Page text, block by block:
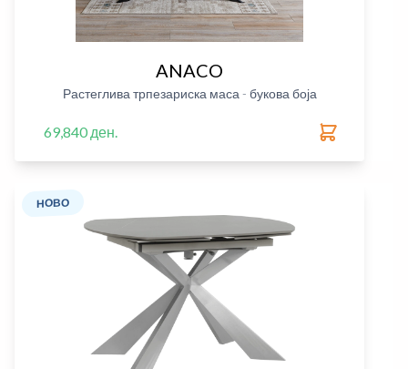
ANACO
Растеглива трпезариска маса - букова боја
69,840 ден.
НОВО